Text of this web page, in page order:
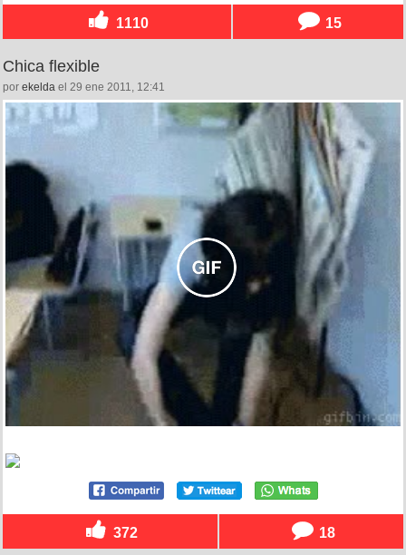
1110 15
Chica flexible
por ekelda el 29 ene 2011, 12:41
372 18